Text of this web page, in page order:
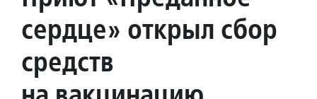
сердце» открыл сбор
средств